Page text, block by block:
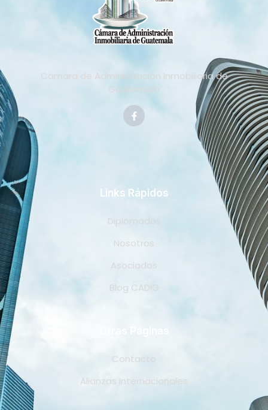
Cámara de Administración Inmobiliaria de
Guatemala
Links Rápidos
Diplomados
Nosotros
Asociados
Blog CADIG
Contacto
Alianzas Internacionales